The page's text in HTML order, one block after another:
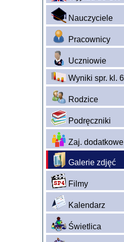
Nauczyciele
Pracownicy
Uczniowie
Wyniki spr. kl. 6
Rodzice
Podręczniki
Zaj. dodatkowe
Galerie zdjęć
Filmy
Kalendarz
Świetlica